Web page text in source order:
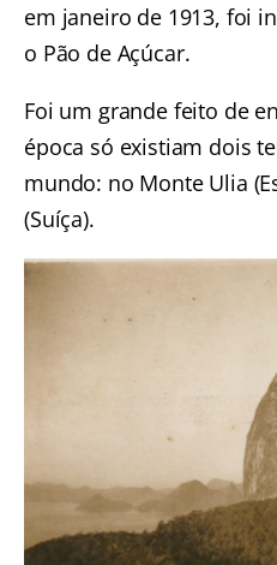
em janeiro de 1913, foi
o Pão de Açúcar.
Foi um grande feito de
época só existiam dois
mundo: no Monte Ulia
(Suíça).